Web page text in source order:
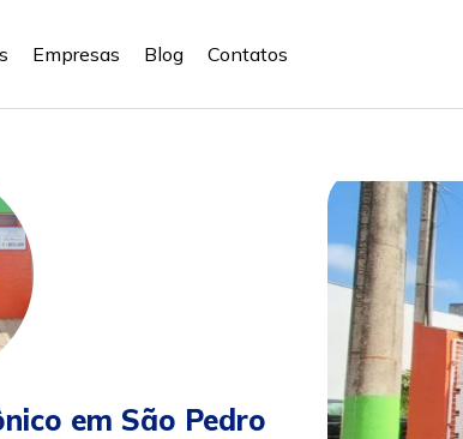
Empresas Blog Contatos
em São Pedro